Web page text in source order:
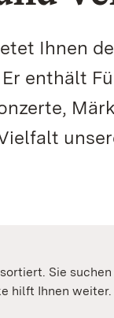
Ihnen
enthält
Sie
hilft Ihnen weiter.